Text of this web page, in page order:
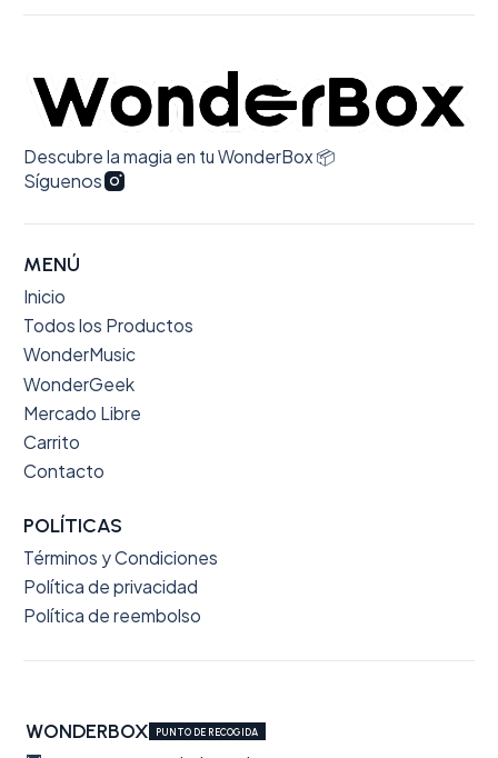
Descubre la magia en tu WonderBox 📦
Síguenos
MENÚ
Inicio
Todos los Productos
WonderMusic
WonderGeek
Mercado Libre
Carrito
Contacto
POLÍTICAS
Términos y Condiciones
Política de privacidad
Política de reembolso
WONDERBOX PUNTO DE RECOGIDA